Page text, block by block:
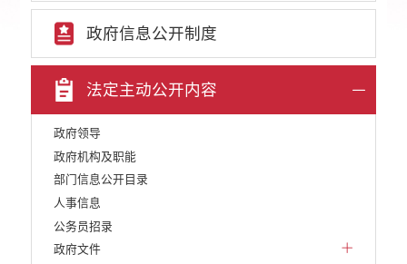
政府信息公开制度
法定主动公开内容
政府领导
政府机构及职能
部门信息公开目录
人事信息
公务员招录
政府文件